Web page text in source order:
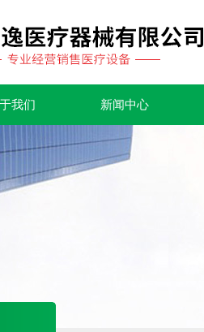
我们 新闻中心